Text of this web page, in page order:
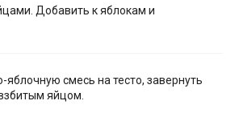
Добавить к яблокам и
смесь на тесто, завернуть
яйцом.